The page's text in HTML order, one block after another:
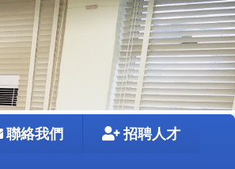
聯絡我們 招聘人才